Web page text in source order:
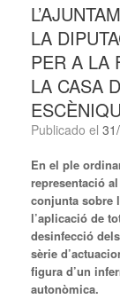
LA
PER A LA
LA CASA
Publicado el
En el ple
representació
conjunta sobre
l’aplicació de
desinfecció
sèrie
figura d’un
autonòmica.